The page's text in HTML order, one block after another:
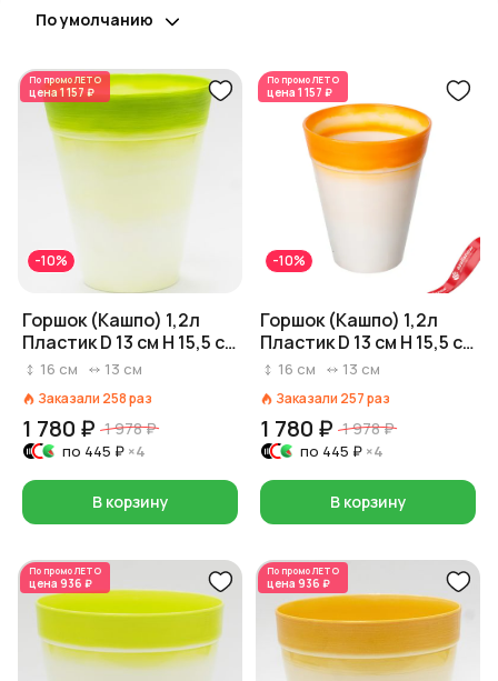
По умолчанию
По промоЛЕТО
цена 1 157 ₽
-10%
Горшок (Кашпо) 1,2л
Пластик D 13 см H 15,5 см
Зеленый
16 см 13 см
Заказали 258раз
1 780 ₽ 1 978 ₽
по 445 ₽ ×4
В корзину
По промоЛЕТО
цена 1 157 ₽
-10%
Горшок (Кашпо) 1,2л
Пластик D 13 см H 15,5 см
Оранжевый
16 см 13 см
Заказали 257раз
1 780 ₽ 1 978 ₽
по 445 ₽ ×4
В корзину
По промоЛЕТО
цена 936 ₽
По промоЛЕТО
цена 936 ₽